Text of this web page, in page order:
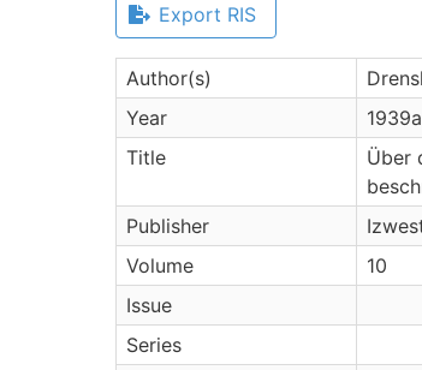
Export RIS
Author(s)
Year
1939a
Title
Über
Publisher
Volume
10
Issue
Series